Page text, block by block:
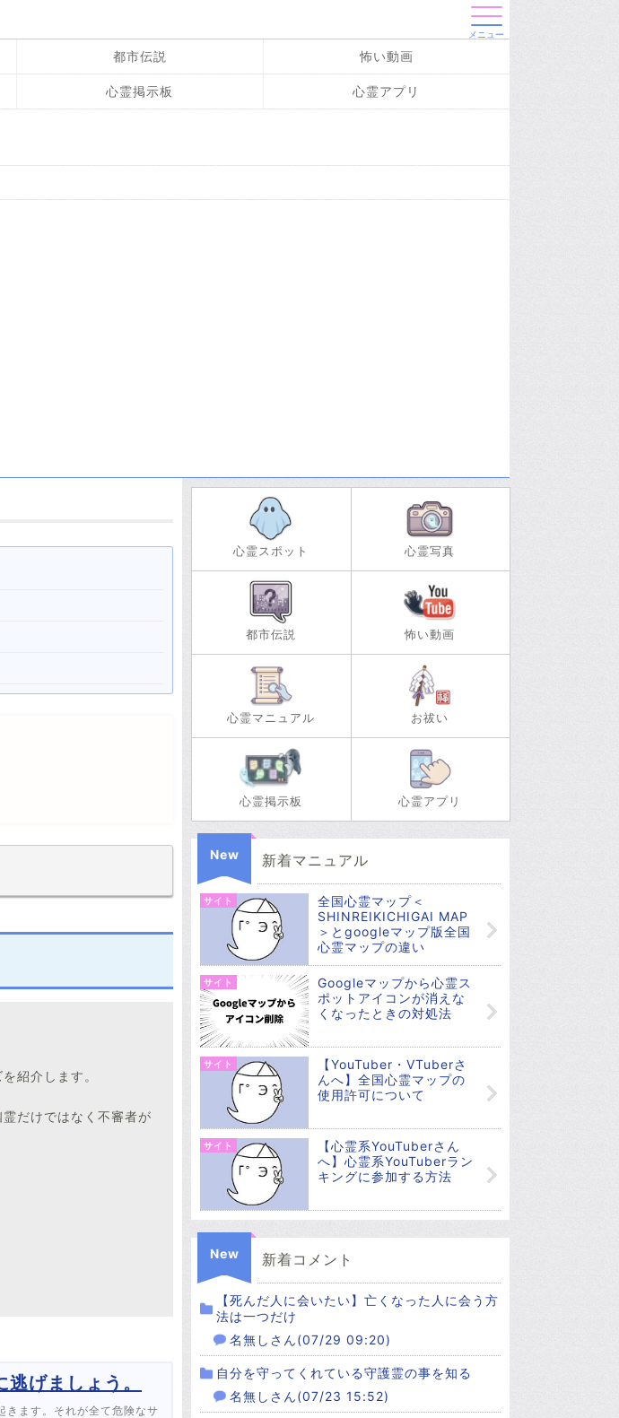
メニュー
都市伝説 怖い動画
心霊掲示板 心霊アプリ
紹介します。
だけではなく不審者が
げましょう。
きます。それが全て危険なサ
心霊スポット 心霊写真
都市伝説 怖い動画
心霊マニュアル お祓い
心霊掲示板 心霊アプリ
New 新着マニュアル
サイト
全国心霊マップ＜
SHINREIKICHIGAI MAP
＞とgoogleマップ版全国
心霊マップの違い
サイト
Googleマップから心霊ス
ポットアイコンが消えな
くなったときの対処法
サイト
【YouTuber・VTuberさ
んへ】全国心霊マップの
使用許可について
サイト
【心霊系YouTuberさん
へ】心霊系YouTuberラン
キングに参加する方法
New 新着コメント
【死んだ人に会いたい】亡くなった人に会う方
法は一つだけ
名無しさん(07/29 09:20)
自分を守ってくれている守護霊の事を知る
名無しさん(07/23 15:52)